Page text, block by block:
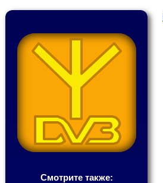
Смотрите также: